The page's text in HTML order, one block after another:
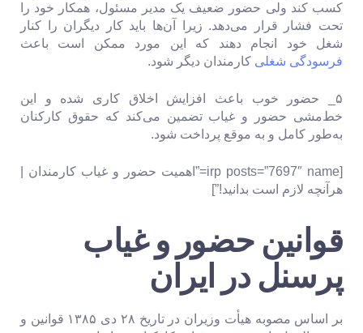
کسب کند ولی حضور ضعیف یک مدیر مسئول، همکار خود را
تحت فشار قرار می‌دهد. زیرا آن‌ها باید کار دیگران را کنار
شغل خود انجام دهند که این مورد ممکن است باعث
فرسودگی شغلی کارمندان دیگر شود.
۵_ حضور خوب باعث افزایش اخلاق کاری شده و این
خط‌مشی حضور و غیاب تضمین می‌کند که حقوق کارکنان
به‌طور کامل و به موقع پرداخت ‌شود.
[irp posts=”7697″ name=”اهمیت حضور و غیاب کارمندان |
هرآنچه لازم است بدانید!”]
قوانین حضور و غیاب
پرسنل در ایران
بر اساس مصوبه هیأت وزیران در تاریخ ۲۸ دی ۱۳۸۵ قوانین و